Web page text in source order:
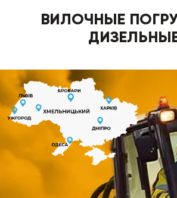
ВИЛОЧНЫЕ